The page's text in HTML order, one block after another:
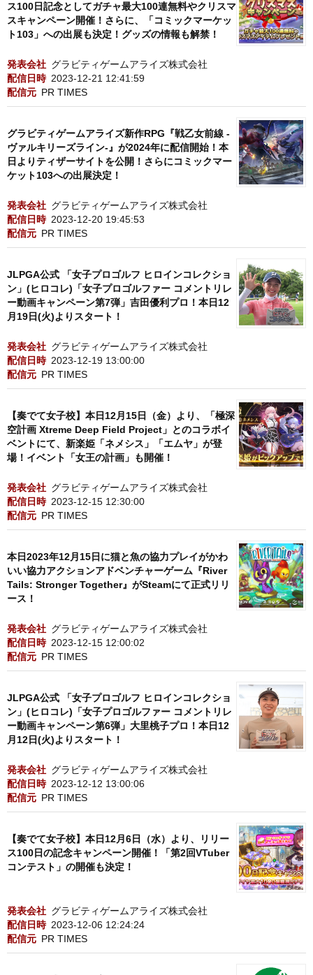
ス100日記念としてガチャ最大100連無料やクリスマ
スキャンペーン開催！さらに、「コミックマーケッ
ト103」への出展も決定！グッズの情報も解禁！
発表会社 グラビティゲームアライズ株式会社
配信日時 2023-12-21 12:41:59
配信元 PR TIMES
グラビティゲームアライズ新作RPG『戦乙女前線 -
ヴァルキリーズライン-』が2024年に配信開始！本
日よりティザーサイトを公開！さらにコミックマー
ケット103への出展決定！
発表会社 グラビティゲームアライズ株式会社
配信日時 2023-12-20 19:45:53
配信元 PR TIMES
JLPGA公式 「女子プロゴルフ ヒロインコレクショ
ン」(ヒロコレ)「女子プロゴルファー コメントリレ
ー動画キャンペーン第7弾」吉田優利プロ！本日12
月19日(火)よりスタート！
発表会社 グラビティゲームアライズ株式会社
配信日時 2023-12-19 13:00:00
配信元 PR TIMES
【奏でて女子校】本日12月15日（金）より、「極深
空計画 Xtreme Deep Field Project」とのコラボイ
ベントにて、新楽姫「ネメシス」「エムヤ」が登
場！イベント「女王の計画」も開催！
発表会社 グラビティゲームアライズ株式会社
配信日時 2023-12-15 12:30:00
配信元 PR TIMES
本日2023年12月15日に猫と魚の協力プレイがかわ
いい協力アクションアドベンチャーゲーム『River
Tails: Stronger Together』がSteamにて正式リリ
ース！
発表会社 グラビティゲームアライズ株式会社
配信日時 2023-12-15 12:00:02
配信元 PR TIMES
JLPGA公式 「女子プロゴルフ ヒロインコレクショ
ン」(ヒロコレ)「女子プロゴルファー コメントリレ
ー動画キャンペーン第6弾」大里桃子プロ！本日12
月12日(火)よりスタート！
発表会社 グラビティゲームアライズ株式会社
配信日時 2023-12-12 13:00:06
配信元 PR TIMES
【奏でて女子校】本日12月6日（水）より、リリー
ス100日の記念キャンペーン開催！「第2回VTuber
コンテスト」の開催も決定！
発表会社 グラビティゲームアライズ株式会社
配信日時 2023-12-06 12:24:24
配信元 PR TIMES